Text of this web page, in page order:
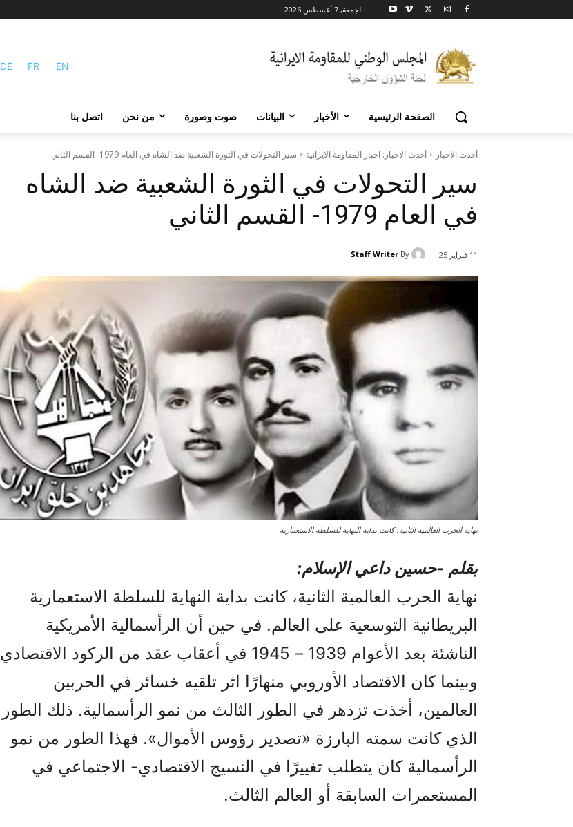
الجمعة, 7 أغسطس 2026
DE FR EN
الصفحة الرئيسية الأخبار البيانات صوت وصورة من نحن اتصل بنا
أحدث الاخبار أحدث الاخبار: اخبار المقاومة الايرانية سير التحولات في الثورة الشعبية ضد الشاه في العام 1979- القسم الثاني
سير التحولات في الثورة الشعبية ضد الشاه
في العام 1979- القسم الثاني
11 فبراير 25 By
Staff Writer
نهاية الحرب العالمية الثانية، كانت بداية النهاية للسلطة الاستعمارية
بقلم -حسين داعي الإسلام:
نهاية الحرب العالمية الثانية، كانت بداية النهاية للسلطة الاستعمارية
البريطانية التوسعية على العالم. في حين أن الرأسمالية الأمريكية
الناشئة بعد الأعوام 1939 – 1945 في أعقاب عقد من الركود الاقتصادي
وبينما كان الاقتصاد الأوروبي منهارًا اثر تلقيه خسائر في الحربين
العالمين، أخذت تزدهر في الطور الثالث من نمو الرأسمالية. ذلك الطور
الذي كانت سمته البارزة «تصدير رؤوس الأموال». فهذا الطور من نمو
الرأسمالية كان يتطلب تغييرًا في النسيج الاقتصادي- الاجتماعي في
المستعمرات السابقة أو العالم الثالث.